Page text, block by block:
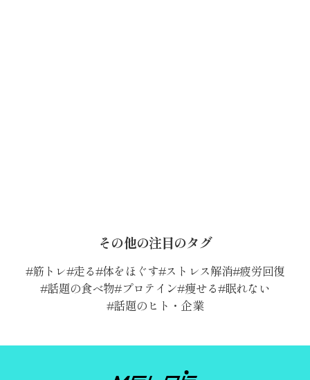
その他の注目のタグ
筋トレ 走る 体をほぐす ストレス解消 疲労回復
話題の食べ物 プロテイン 痩せる 眠れない
話題のヒト・企業